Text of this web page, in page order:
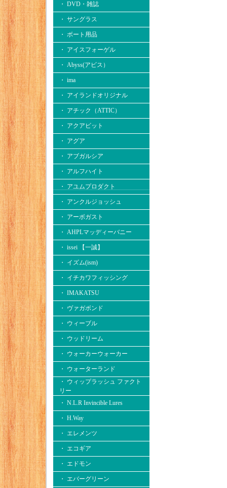
・ DVD・雑誌
・ サングラス
・ ボート用品
・ アイスフォーゲル
・ Abyss(アビス）
・ ima
・ アイランドオリジナル
・ アチック（ATTIC）
・ アクアビット
・ アグア
・ アブガルシア
・ アルフハイト
・ アユムプロダクト
・ アンクルジョッシュ
・ アーボガスト
・ AHPLマッディーバニー
・ issei 【一誠】
・ イズム(ism)
・ イチカワフィッシング
・ IMAKATSU
・ ヴァガボンド
・ ウィーブル
・ ウッドリーム
・ ウォーカーウォーカー
・ ウォーターランド
・ ウィップラッシュ ファクト
リー
・ N.L.R Invincible Lures
・ H.Way
・ エレメンツ
・ エコギア
・ エドモン
・ エバーグリーン